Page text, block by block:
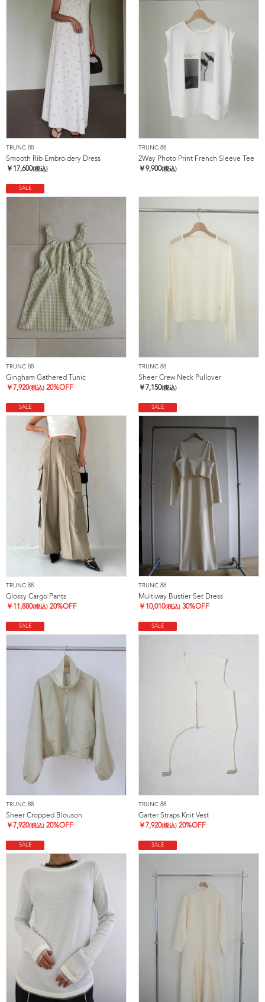
TRUNC 88
Smooth Rib Embroidery Dress
￥ 17,600(税込)
TRUNC 88
2Way Photo Print French Sleeve Tee
￥9,900(税込)
SALE
TRUNC 88
Gingham Gathered Tunic
￥ 7,920(税込) 20%OFF
TRUNC 88
Sheer Crew Neck Pullover
￥ 7,150(税込)
SALE
TRUNC 88
Glossy Cargo Pants
￥ 11,880(税込) 20%OFF
SALE
TRUNC 88
Multiway Bustier Set Dress
￥ 10,010(税込) 30%OFF
SALE
TRUNC 88
Sheer Cropped Blouson
￥ 7,920(税込) 20%OFF
SALE
TRUNC 88
Garter Straps Knit Vest
￥ 7,920(税込) 20%OFF
SALE SALE